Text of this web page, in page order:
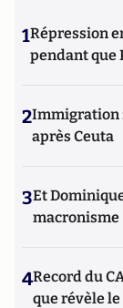
1Répression
pendant que
2Immigration
après Ceuta
3Et
macronisme
4Record du
que révèle